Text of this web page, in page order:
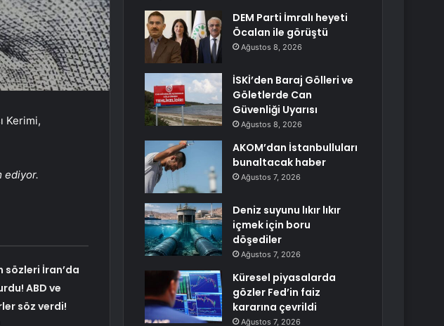
Kerimi,
ediyor.
sözleri İran’da
ABD ve
söz verdi!
DEM Parti İmralı heyeti
Öcalan ile görüştü
Ağustos 8, 2026
İSKİ’den Baraj Gölleri ve
Göletlerde Can
Güvenliği Uyarısı
Ağustos 8, 2026
AKOM’dan İstanbulluları
bunaltacak haber
Ağustos 7, 2026
Deniz suyunu lıkır lıkır
içmek için boru
döşediler
Ağustos 7, 2026
Küresel piyasalarda
gözler Fed’in faiz
kararına çevrildi
Ağustos 7, 2026